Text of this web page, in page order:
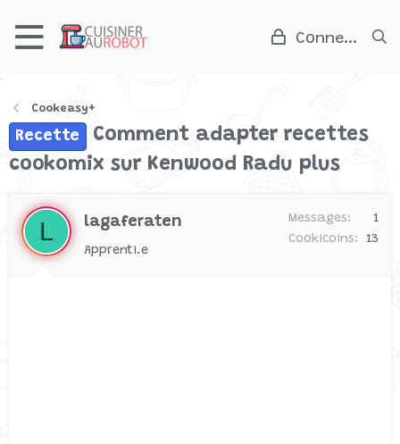
Connexion
Cookeasy+
Recette
Comment adapter recettes
cookomix sur Kenwood Radu plus
L lagaferaten
Apprenti.e
Messages
1
Cookicoins
13